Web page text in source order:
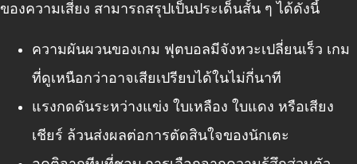
ของความเสี่ยง สามารถสรุปเป็นประเด็นสั้น ๆ ได้ดังนี้
ความผันผวนของเกม ฟุตบอลมีจังหวะเปลี่ยนเร็ว เกม
ที่ดูเหนือกว่าอาจเสียเปรียบได้ในไม่กี่นาที
แรงกดดันระหว่างแข่ง ใบเหลือง ใบแดง หรือเสียง
เชียร์ ล้วนส่งผลต่อการตัดสินใจของนักเตะ